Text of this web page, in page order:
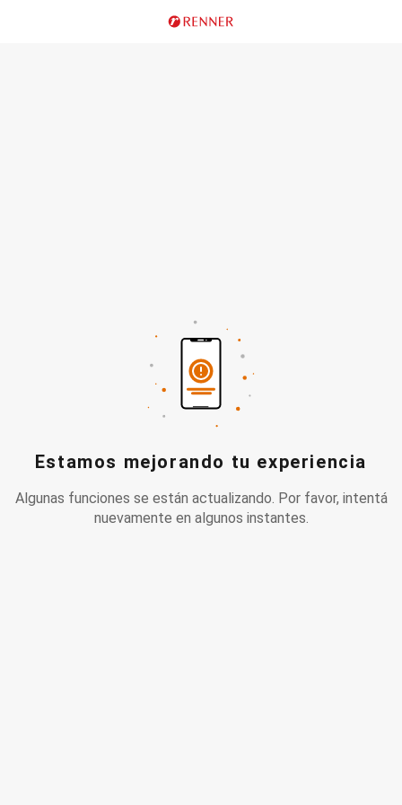
Estamos mejorando tu experiencia
Algunas funciones se están actualizando. Por favor, intentá
nuevamente en algunos instantes.